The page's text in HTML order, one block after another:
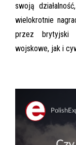
swoją
wielokrotnie
przez brytyjski
wojskowe, jak i